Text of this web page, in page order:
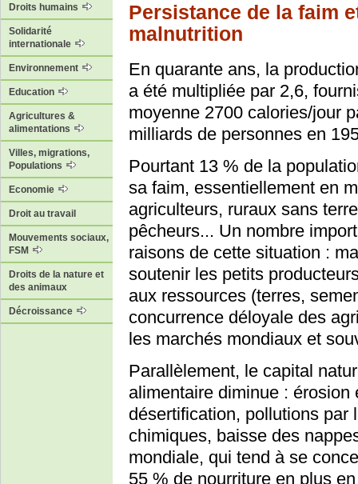
Droits humains
Solidarité
internationale
Environnement
Education
Agricultures &
alimentations
Villes, migrations,
Populations
Economie
Droit au travail
Mouvements sociaux,
FSM
Droits de la nature et
des animaux
Décroissance
Persistance de la faim
malnutrition
En quarante ans, la
a été multipliée par 2,6,
moyenne 2700 calories/jour
milliards de personnes en
Pourtant 13 % de la
sa faim, essentiellement en
agriculteurs, ruraux sans
pêcheurs... Un nombre
raisons de cette situation :
soutenir les petits
aux ressources (terres,
concurrence déloyale des
les marchés mondiaux et
Parallèlement, le capital
alimentaire diminue :
désertification, pollutions par
chimiques, baisse des
mondiale, qui tend à se
55 % de nourriture en plus